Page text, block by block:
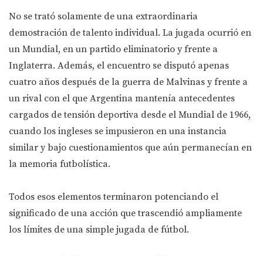
No se trató solamente de una extraordinaria
demostración de talento individual. La jugada ocurrió en
un Mundial, en un partido eliminatorio y frente a
Inglaterra. Además, el encuentro se disputó apenas
cuatro años después de la guerra de Malvinas y frente a
un rival con el que Argentina mantenía antecedentes
cargados de tensión deportiva desde el Mundial de 1966,
cuando los ingleses se impusieron en una instancia
similar y bajo cuestionamientos que aún permanecían en
la memoria futbolística.
Todos esos elementos terminaron potenciando el
significado de una acción que trascendió ampliamente
los límites de una simple jugada de fútbol.